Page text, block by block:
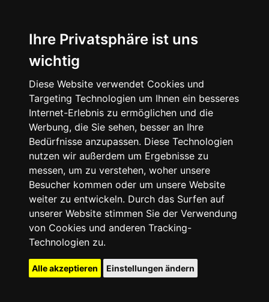
Ihre Privatsphäre ist uns
wichtig
Diese Website verwendet Cookies und
Targeting Technologien um Ihnen ein besseres
Internet-Erlebnis zu ermöglichen und die
Werbung, die Sie sehen, besser an Ihre
Bedürfnisse anzupassen. Diese Technologien
nutzen wir außerdem um Ergebnisse zu
messen, um zu verstehen, woher unsere
Besucher kommen oder um unsere Website
weiter zu entwickeln. Durch das Surfen auf
unserer Website stimmen Sie der Verwendung
von Cookies und anderen Tracking-
Technologien zu.
Alle akzeptieren Einstellungen ändern